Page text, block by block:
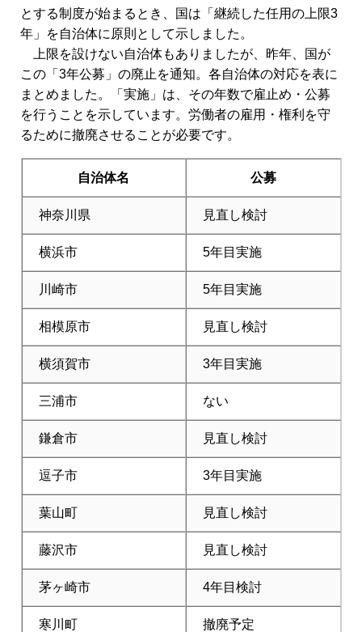
とする制度が始まるとき、国は「継続した任用の上限3
年」を自治体に原則として示しました。
上限を設けない自治体もありましたが、昨年、国が
この「3年公募」の廃止を通知。各自治体の対応を表に
まとめました。「実施」は、その年数で雇止め・公募
を行うことを示しています。労働者の雇用・権利を守
るために撤廃させることが必要です。
自治体名 公募
神奈川県 見直し検討
横浜市 5年目実施
川崎市 5年目実施
相模原市 見直し検討
横須賀市 3年目実施
三浦市 ない
鎌倉市 見直し検討
逗子市 3年目実施
葉山町 見直し検討
藤沢市 見直し検討
茅ヶ崎市 4年目検討
寒川町 撤廃予定